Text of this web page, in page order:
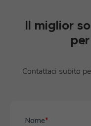
Il miglior
Contattaci subito